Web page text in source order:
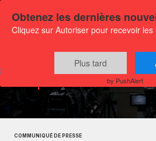
Communiqués
Sports et Loisirs
COMMUNIQUÉ DE PRESSE
Obtenez les dernières
Cliquez sur Autoriser pour recevoir
Plus tard
by PushAlert